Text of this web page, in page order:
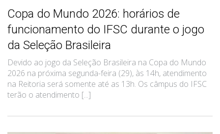
Copa do Mundo 2026: horários de
funcionamento do IFSC durante o jogo
da Seleção Brasileira
Devido ao jogo da Seleção Brasileira na Copa do Mundo
2026 na próxima segunda-feira (29), às 14h, atendimento
na Reitoria será somente até as 13h. Os câmpus do IFSC
terão o atendimento [...]